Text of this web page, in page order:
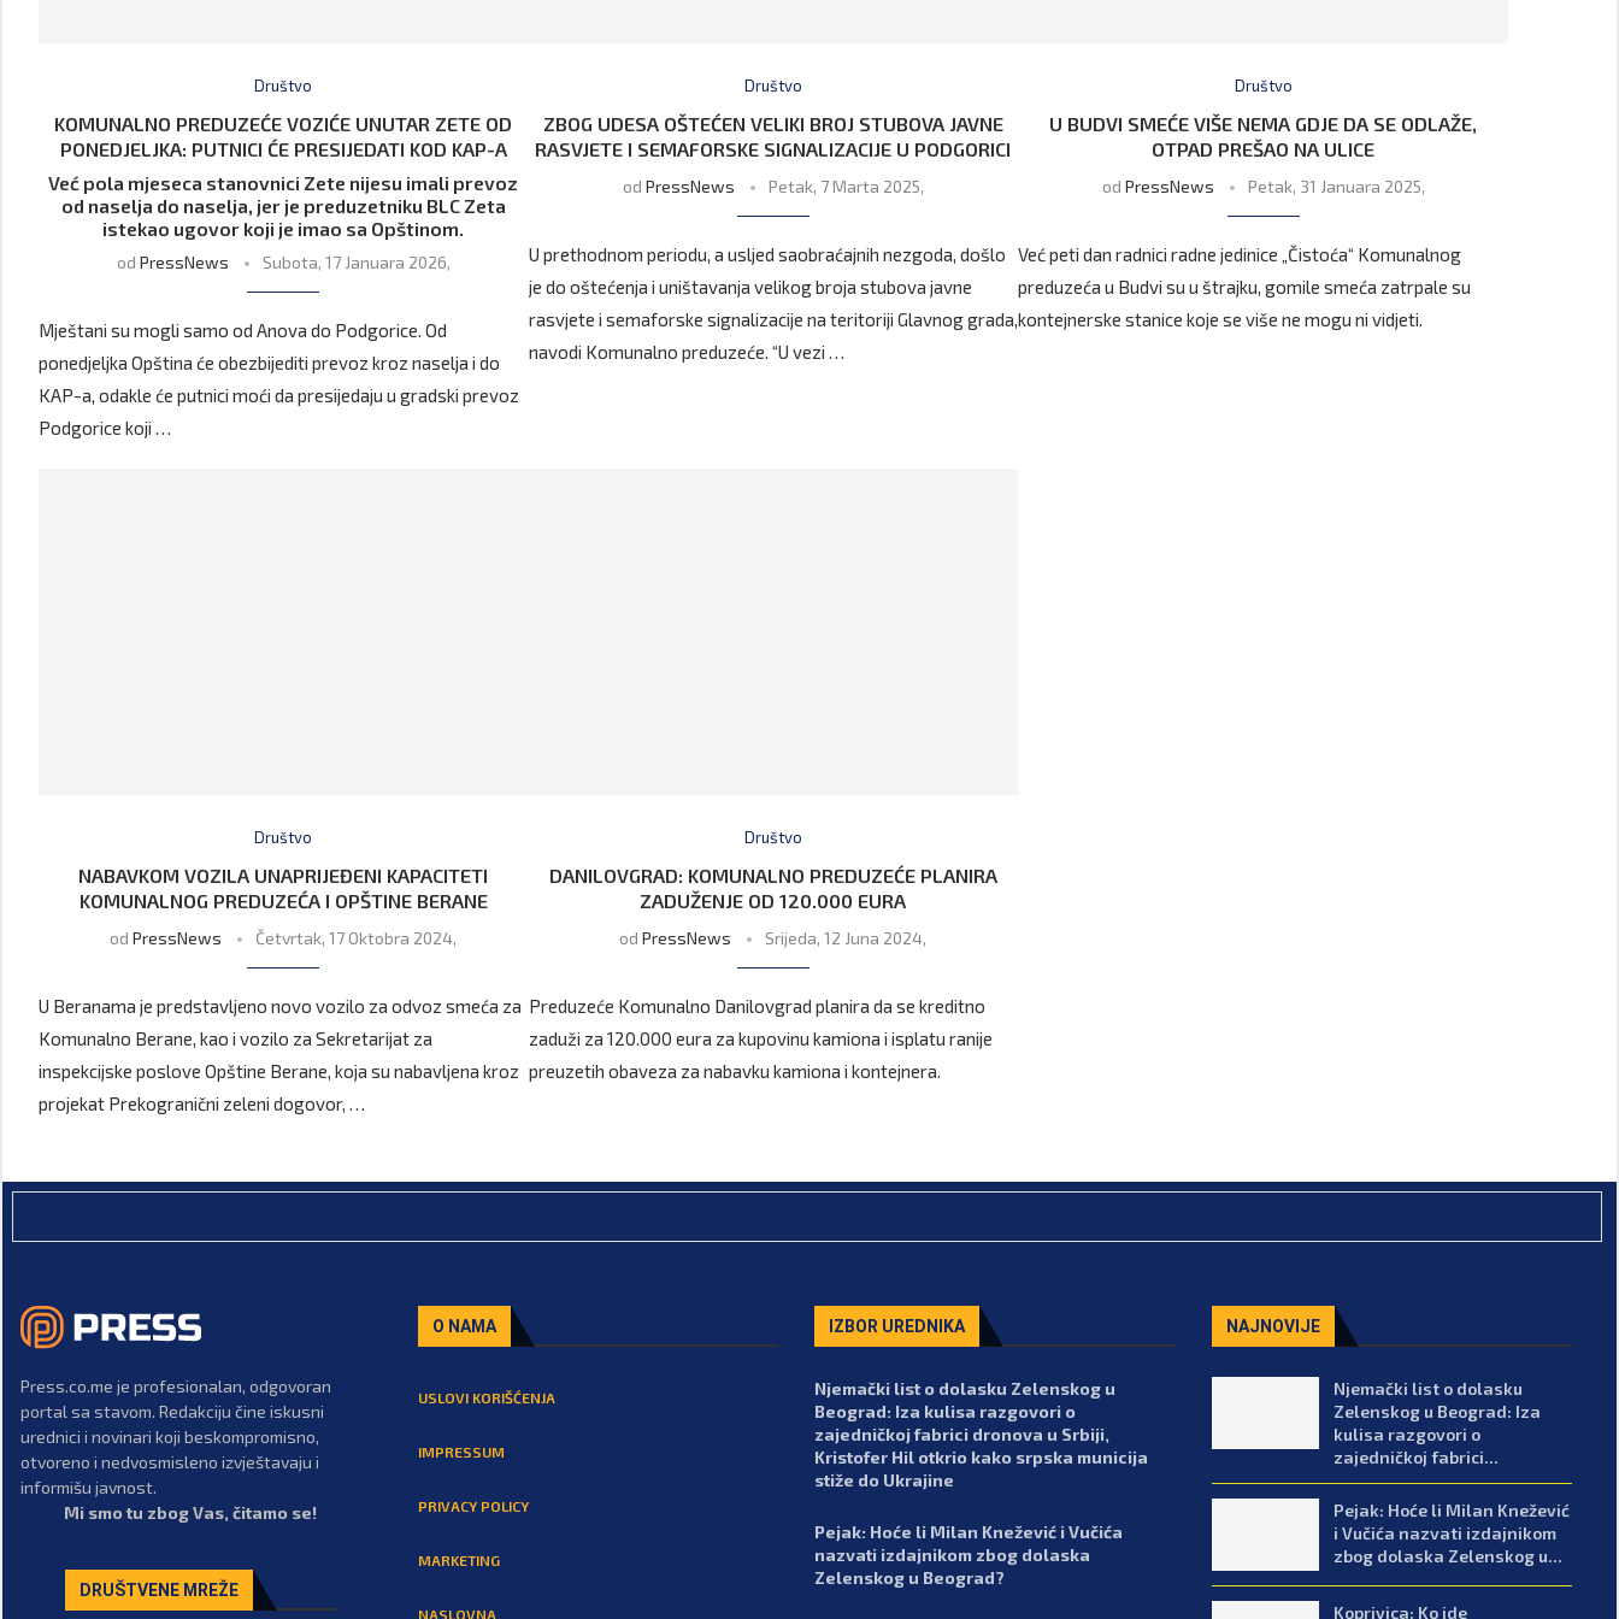
Društvo
KOMUNALNO PREDUZEĆE VOZIĆE UNUTAR ZETE OD
PONEDJELJKA: PUTNICI ĆE PRESIJEDATI KOD KAP-A
Već pola mjeseca stanovnici Zete nijesu imali prevoz
od naselja do naselja, jer je preduzetniku BLC Zeta
istekao ugovor koji je imao sa Opštinom.
od PressNews Subota, 17 Januara 2026,
Mještani su mogli samo od Anova do Podgorice. Od
ponedjeljka Opština će obezbijediti prevoz kroz naselja i do
KAP-a, odakle će putnici moći da presijedaju u gradski prevoz
Podgorice koji …
Društvo
ZBOG UDESA OŠTEĆEN VELIKI BROJ STUBOVA JAVNE
RASVJETE I SEMAFORSKE SIGNALIZACIJE U PODGORICI
od PressNews Petak, 7 Marta 2025,
U prethodnom periodu, a usljed saobraćajnih nezgoda, došlo
je do oštećenja i uništavanja velikog broja stubova javne
rasvjete i semaforske signalizacije na teritoriji Glavnog grada,
navodi Komunalno preduzeće. “U vezi …
Društvo
U BUDVI SMEĆE VIŠE NEMA GDJE DA SE ODLAŽE,
OTPAD PREŠAO NA ULICE
od PressNews Petak, 31 Januara 2025,
Već peti dan radnici radne jedinice „Čistoća“ Komunalnog
preduzeća u Budvi su u štrajku, gomile smeća zatrpale su
kontejnerske stanice koje se više ne mogu ni vidjeti.
Društvo
NABAVKOM VOZILA UNAPRIJEĐENI KAPACITETI
KOMUNALNOG PREDUZEĆA I OPŠTINE BERANE
odPressNews Četvrtak, 17 Oktobra 2024,
U Beranama je predstavljeno novo vozilo za odvoz smeća za
Komunalno Berane, kao i vozilo za Sekretarijat za
inspekcijske poslove Opštine Berane, koja su nabavljena kroz
projekat Prekogranični zeleni dogovor, …
Društvo
DANILOVGRAD: KOMUNALNO PREDUZEĆE PLANIRA
ZADUŽENJE OD 120.000 EURA
odPressNews Srijeda, 12 Juna 2024,
Preduzeće Komunalno Danilovgrad planira da se kreditno
zaduži za 120.000 eura za kupovinu kamiona i isplatu ranije
preuzetih obaveza za nabavku kamiona i kontejnera.
Press.co.me je profesionalan, odgovoran
portal sa stavom. Redakciju čine iskusni
urednici i novinari koji beskompromisno,
otvoreno i nedvosmisleno izvještavaju i
informišu javnost.
Mi smo tu zbog Vas, čitamo se!
DRUŠTVENE MREŽE
O NAMA
USLOVI KORIŠĆENJA
IMPRESSUM
PRIVACY POLICY
MARKETING
NASLOVNA
IZBOR UREDNIKA
Njemački list o dolasku Zelenskog u
Beograd: Iza kulisa razgovori o
zajedničkoj fabrici dronova u Srbiji,
Kristofer Hil otkrio kako srpska municija
stiže do Ukrajine
Pejak: Hoće li Milan Knežević i Vučića
nazvati izdajnikom zbog dolaska
Zelenskog u Beograd?
NAJNOVIJE
Njemački list o dolasku
Zelenskog u Beograd: Iza
kulisa razgovori o
zajedničkoj fabrici...
Pejak: Hoće li Milan Knežević
i Vučića nazvati izdajnikom
zbog dolaska Zelenskog u...
Koprivica: Ko ide